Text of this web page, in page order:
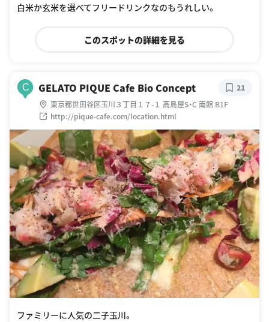
白米か玄米を選べてフリードリンクなのもうれしい。
このスポットの詳細を見る
C GELATO PIQUE Cafe Bio Concept
東京都世田谷区玉川３丁目１７-１ 高島屋S・C 南館 B1F
http://pique-cafe.com/location.html
21
ファミリーに人気の二子玉川。